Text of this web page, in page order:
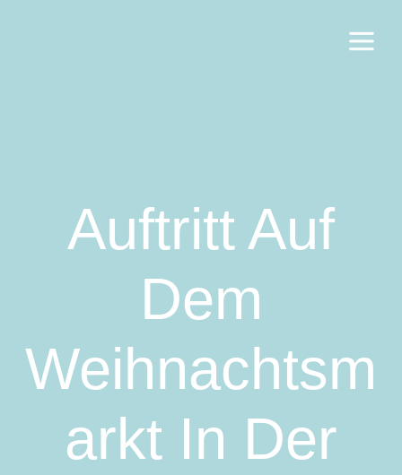
Auftritt Auf
Dem
Weihnachtsm
Arkt In Der